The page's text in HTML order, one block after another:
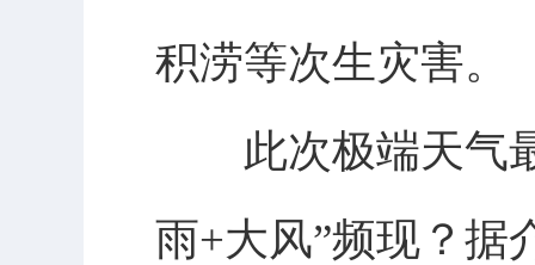
积涝等次生灾害。
此次极端天气最
雨+大风”频现？据